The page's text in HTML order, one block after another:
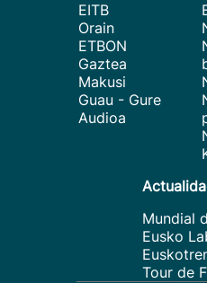
EITB
Orain
ETBON
Gaztea
Makusi
Guau - Gure
Audioa
Mundial
Eusko
Tour de